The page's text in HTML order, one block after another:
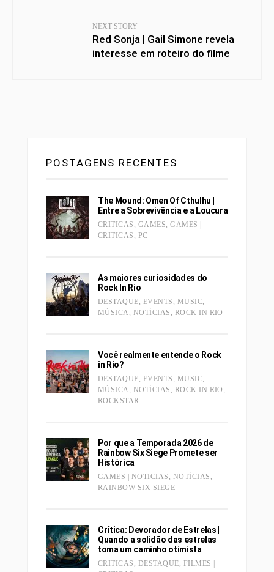
NEXT STORY
Red Sonja | Gail Simone revela
interesse em roteiro do filme
POSTAGENS RECENTES
The Mound: Omen Of Cthulhu |
Entre a Sobrevivência e a Loucura
CRITICAS , GAMES,GAMES |
CRITICAS , PC
As maiores curiosidades do
Rock In Rio
DESTAQUE, EVENTS , MUSIC,
MÚSICA , NOTÍCIAS , ROCK IN RIO
Você realmente entende o Rock
in Rio?
DESTAQUE, EVENTS , MUSIC,
MÚSICA , NOTÍCIAS , ROCK IN RIO ,
ROCKSTAR
Por que a Temporada 2026 de
Rainbow Six Siege Promete ser
Histórica
GAMES | NOTICIAS , NOTÍCIAS ,
RAINBOW SIX SIEGE
Crítica: Devorador de Estrelas |
Quando a solidão das estrelas
toma um caminho otimista
CRITICAS , DESTAQUE, FILMES |